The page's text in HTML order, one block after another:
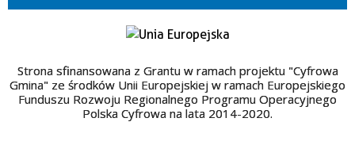
Strona sfinansowana z Grantu w ramach projektu "Cyfrowa
Gmina" ze środków Unii Europejskiej w ramach Europejskiego
Funduszu Rozwoju Regionalnego Programu Operacyjnego
Polska Cyfrowa na lata 2014-2020.